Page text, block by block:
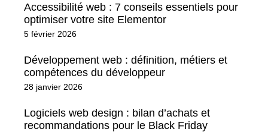
Accessibilité web : 7 conseils essentiels pour
optimiser votre site Elementor
5 février 2026
Développement web : définition, métiers et
compétences du développeur
28 janvier 2026
Logiciels web design : bilan d’achats et
recommandations pour le Black Friday